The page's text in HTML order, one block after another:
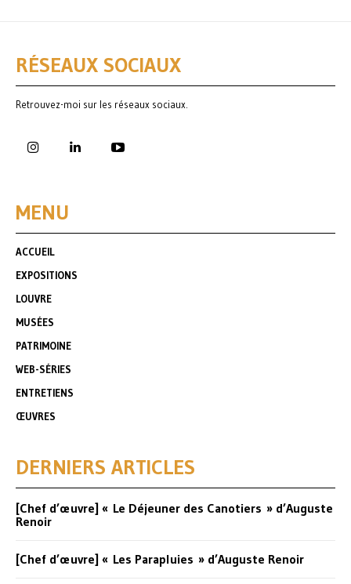
RÉSEAUX SOCIAUX
Retrouvez-moi sur les réseaux sociaux.
MENU
ACCUEIL
EXPOSITIONS
LOUVRE
MUSÉES
PATRIMOINE
WEB-SÉRIES
ENTRETIENS
ŒUVRES
DERNIERS ARTICLES
[Chef d’œuvre] « Le Déjeuner des Canotiers » d’Auguste
Renoir
[Chef d’œuvre] « Les Parapluies » d’Auguste Renoir